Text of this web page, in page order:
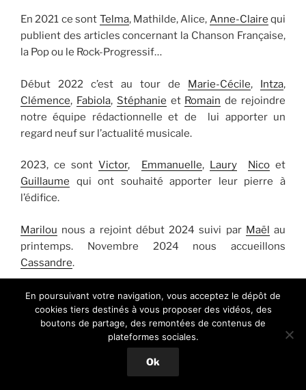
En 2021 ce sont Telma, Mathilde, Alice, Anne-Claire qui
publient des articles concernant la Chanson Française,
la Pop ou le Rock-Progressif…
Début 2022 c’est au tour de Marie-Cécile, Intza,
Clémence, Fabiola, Stéphanie et Romain de rejoindre
notre équipe rédactionnelle et de lui apporter un
regard neuf sur l’actualité musicale.
2023, ce sontVictor, Emmanuelle, Laury Nicoet
Guillaume qui ont souhaité apporter leur pierre à
l’édifice.
Marilou nous a rejoint début 2024 suivi par Maël au
printemps. Novembre 2024 nous accueillons
Cassandre.
Le but de ce blog est donc de simplement vous faire
partager, découvrir ou redécouvrir nos artistes
préférés, passés ou présents et en devenir…
En poursuivant votre navigation, vous acceptez le dépôt de
cookies tiers destinés à vous proposer des vidéos, des
boutons de partage, des remontées de contenus de
plateformes sociales.
Ok